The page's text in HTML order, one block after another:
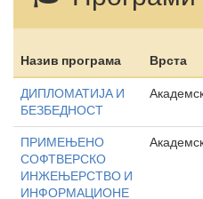
Назив програма Врста
ДИПЛОМАТИЈА И
БЕЗБЕДНОСТ
ПРИМЕЊЕНО
СОФТВЕРСКО
ИНЖЕЊЕРСТВО И
ИНФОРМАЦИОНЕ